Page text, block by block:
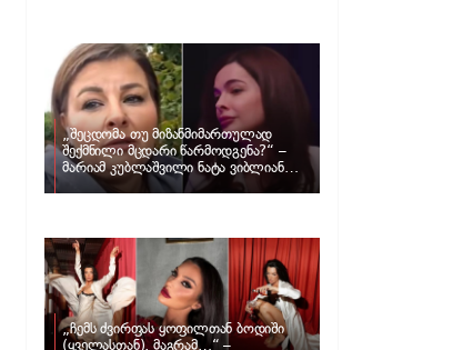
„შეცდომა თუ მიზანმიმართულად
შექმნილი მცდარი წარმოდგენა?“ –
მარიამ კუბლაშვილი ნატა ვიბლიანის
საქმეზე ვიდეომიმართვას ავრცელებს
„ჩემს ძვირფას ყოფილთან ბოდიში
(ყველასთან), მაგრამ…“ –